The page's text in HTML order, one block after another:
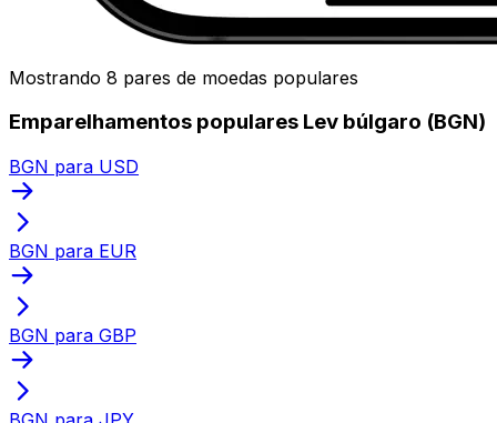
Mostrando 8 pares de moedas populares
Emparelhamentos populares Lev búlgaro (BGN)
BGN para USD
BGN para EUR
BGN para GBP